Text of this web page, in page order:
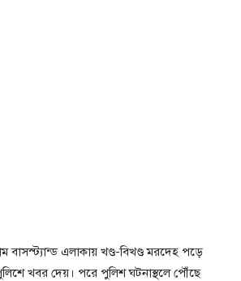
বাসস্ট্যান্ড এলাকায় খণ্ড-বিখণ্ড মরদেহ পড়ে
খবর দেয়। পরে পুলিশ ঘটনাস্থলে পৌঁছে